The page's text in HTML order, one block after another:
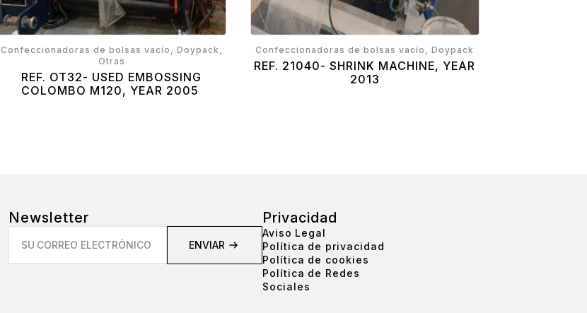
Confeccionadoras de bolsas vacío, Doypack,
Otras
REF. OT32- USED EMBOSSING
COLOMBO M120, YEAR 2005
Confeccionadoras de bolsas vacío, Doypack
REF. 21040- SHRINK MACHINE, YEAR
2013
Newsletter
Email
ENVIAR
Privacidad
Aviso Legal
Política de privacidad
Política de cookies
Política de Redes
Sociales